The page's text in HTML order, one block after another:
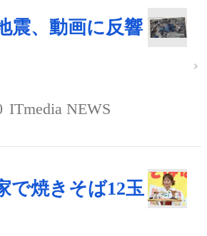
震、動画に反響
ITmedia NEWS
で焼きそば12玉